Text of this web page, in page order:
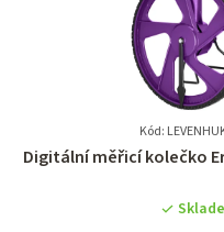
Kód:
Digitální měřicí kolečko